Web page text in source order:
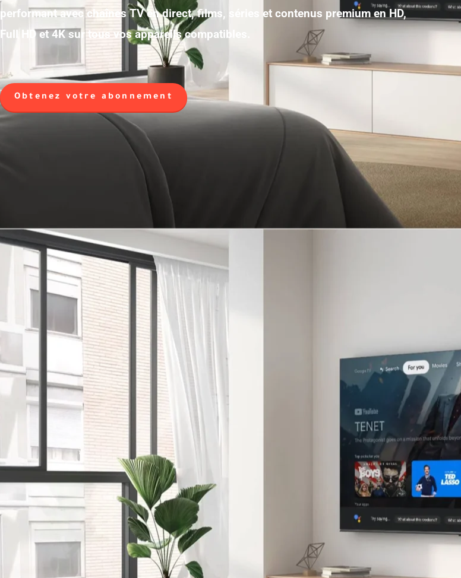
performant avec chaînes TV en direct, films, séries et contenus premium en HD,
Full HD et 4K sur tous vos appareils compatibles.
Obtenez votre abonnement